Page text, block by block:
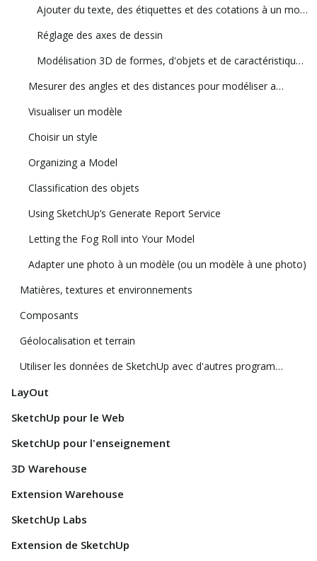
Ajouter du texte, des étiquettes et des cotations à un modèle
Réglage des axes de dessin
Modélisation 3D de formes, d'objets et de caractéristiques spécifiques de bâtiments
Mesurer des angles et des distances pour modéliser avec précision
Visualiser un modèle
Choisir un style
Organizing a Model
Classification des objets
Using SketchUp’s Generate Report Service
Letting the Fog Roll into Your Model
Adapter une photo à un modèle (ou un modèle à une photo)
Matières, textures et environnements
Composants
Géolocalisation et terrain
Utiliser les données de SketchUp avec d'autres programmes ou outils de modélisation
LayOut
SketchUp pour le Web
SketchUp pour l'enseignement
3D Warehouse
Extension Warehouse
SketchUp Labs
Extension de SketchUp